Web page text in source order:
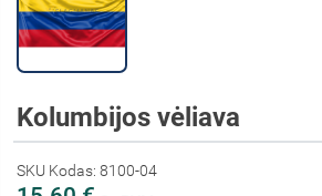
Kolumbijos vėliava
SKU Kodas: 8100-04